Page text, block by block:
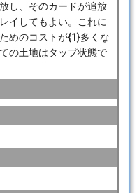
し、そのカードが追放
イしてもよい。これに
めのコストが{1}多くな
の土地はタップ状態で